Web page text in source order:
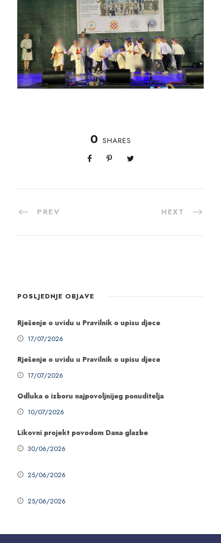
0 SHARES
PREV NEXT
POSLJEDNJE OBJAVE
Rješenje o uvidu u Pravilnik o upisu djece
17/07/2026
Rješenje o uvidu u Pravilnik o upisu djece
17/07/2026
Odluka o izboru najpovoljnijeg ponuditelja
10/07/2026
Likovni projekt povodom Dana glazbe
30/06/2026
25/06/2026
25/06/2026